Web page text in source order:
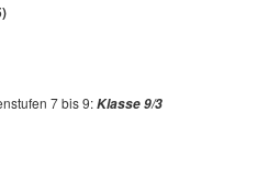
7 bis 9:Klasse 9/3